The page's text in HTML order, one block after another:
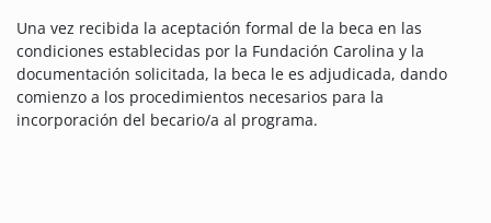
Una vez recibida la aceptación formal de la beca en las
condiciones establecidas por la Fundación Carolina y la
documentación solicitada, la beca le es adjudicada, dando
comienzo a los procedimientos necesarios para la
incorporación del becario/a al programa.